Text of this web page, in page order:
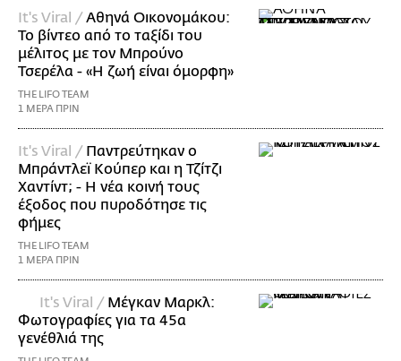
It's Viral /Αθηνά Οικονομάκου:
Το βίντεο από το ταξίδι του
μέλιτος με τον Μπρούνο
Τσερέλα - «Η ζωή είναι όμορφη»
THE LIFO TEAM
1 ΜΕΡΑ ΠΡΙΝ
It's Viral / Παντρεύτηκαν ο
Μπράντλεϊ Κούπερ και η Τζίτζι
Χαντίντ; - Η νέα κοινή τους
έξοδος που πυροδότησε τις
φήμες
THE LIFO TEAM
1 ΜΕΡΑ ΠΡΙΝ
It's Viral / Μέγκαν Μαρκλ:
Φωτογραφίες για τα 45α
γενέθλιά της